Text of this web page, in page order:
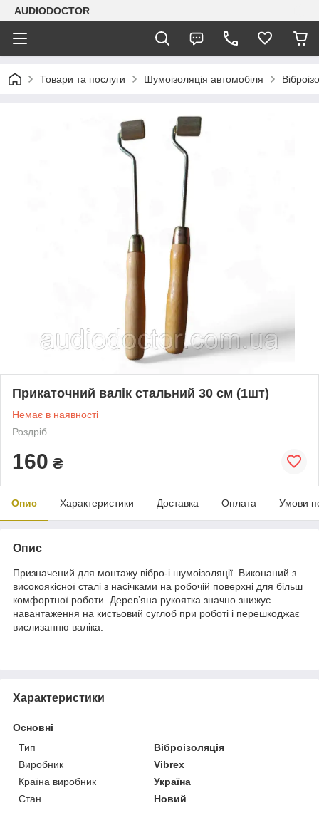
AUDIODOCTOR
Товари та послуги Шумоізоляція автомобіля
Прикаточний валік стальний 30 см (1шт)
Немає в наявності
Роздріб
160 ₴
Опис Характеристики Доставка Оплата Умови
Опис
Призначений для монтажу вібро-і шумоізоляції. Виконаний з
високоякісної сталі з насічками на робочій поверхні для більш
комфортної роботи. Дерев’яна рукоятка значно знижує
навантаження на кистьовий суглоб при роботі і перешкоджає
вислизанню валіка.
Характеристики
Основні
Тип
Віброізоляція
Виробник
Vibrex
Країна виробник
Україна
Стан
Новий